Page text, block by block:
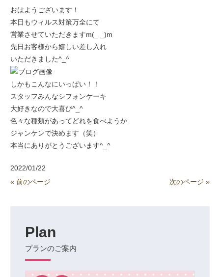
おはようございます！
本日もウィルス対策万全にて
営業させていただきますm(_ _)m
先日お客様から嬉しい差し入れ
いただきました^_^
しかもこんなにいっぱい！！
スタッフみんなシフォンケーキ
大好きなので大喜び^_^
色々な種類があってどれを食べようか
ジャンケンで決めます（笑）
本当にありがとうございます^_^
2022/01/22
« 前のページ
次のページ »
Plan
プランのご案内